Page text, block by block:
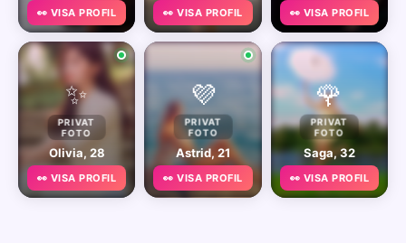
👀 VISA PROFIL 👀 VISA PROFIL 👀 VISA PROFIL
✨
PRIVAT
FOTO
Olivia, 28
👀 VISA PROFIL
💜
PRIVAT
FOTO
Astrid, 21
👀 VISA PROFIL
🌹
PRIVAT
FOTO
Saga, 32
👀 VISA PROFIL